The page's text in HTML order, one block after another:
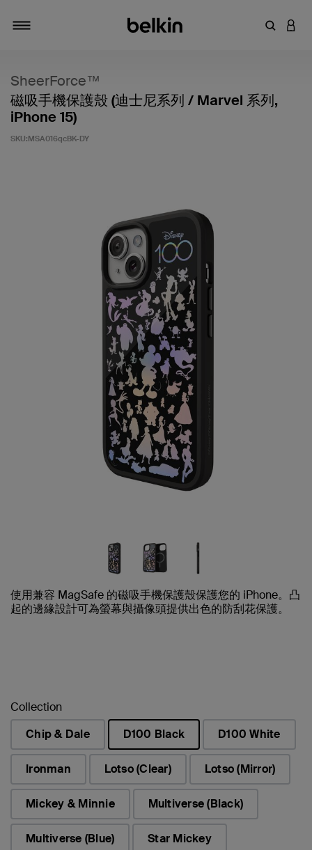
輸入關鍵
登入
SheerForce™
磁吸手機保護殼 (迪士尼系列 / Marvel 系列,
iPhone 15)
SKU:MSA016qcBK-DY
使用兼容 MagSafe 的磁吸手機保護殼保護您的 iPhone。凸
起的邊緣設計可為螢幕與攝像頭提供出色的防刮花保護。
Collection
Chip & Dale
D100 Black
已選取
D100 White
Ironman Lotso (Clear) Lotso (Mirror)
Mickey & Minnie Multiverse (Black)
Multiverse (Blue) Star Mickey